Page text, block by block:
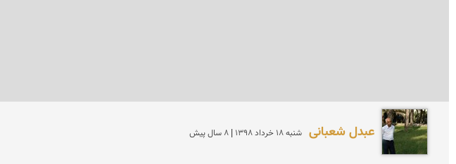
عبدل شعبانی شنبه 18 خرداد 1398 | 8 سال پیش